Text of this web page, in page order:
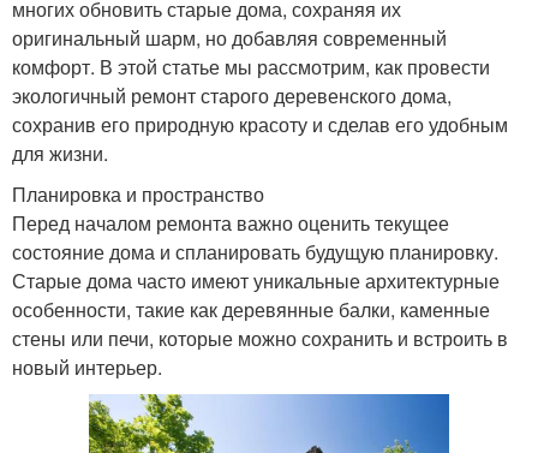
многих обновить старые дома, сохраняя их
оригинальный шарм, но добавляя современный
комфорт. В этой статье мы рассмотрим, как провести
экологичный ремонт старого деревенского дома,
сохранив его природную красоту и сделав его удобным
для жизни.
Планировка и пространство
Перед началом ремонта важно оценить текущее
состояние дома и спланировать будущую планировку.
Старые дома часто имеют уникальные архитектурные
особенности, такие как деревянные балки, каменные
стены или печи, которые можно сохранить и встроить в
новый интерьер.